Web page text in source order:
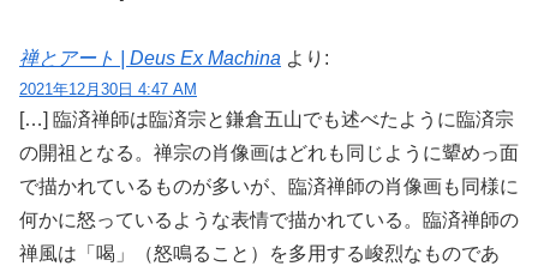
禅とアート | Deus Ex Machina より:
2021年12月30日 4:47 AM
[…] 臨済禅師は臨済宗と鎌倉五山でも述べたように臨済宗
の開祖となる。禅宗の肖像画はどれも同じように顰めっ面
で描かれているものが多いが、臨済禅師の肖像画も同様に
何かに怒っているような表情で描かれている。臨済禅師の
禅風は「喝」（怒鳴ること）を多用する峻烈なものであ